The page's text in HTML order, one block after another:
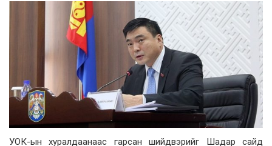
УОК-ын хуралдаанаас гарсан шийдвэрийг Шадар сайд